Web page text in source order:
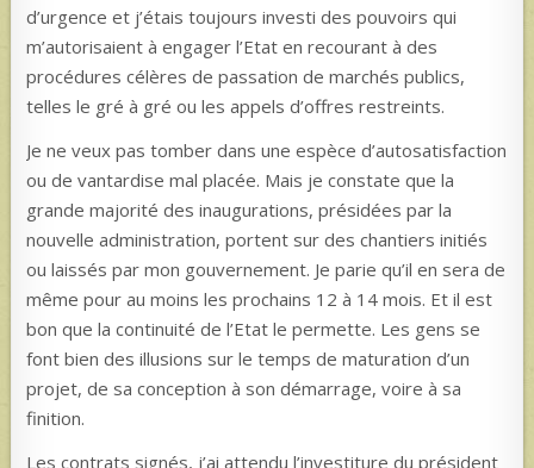
d’urgence et j’étais toujours investi des pouvoirs qui
m’autorisaient à engager l’Etat en recourant à des
procédures célères de passation de marchés publics,
telles le gré à gré ou les appels d’offres restreints.
Je ne veux pas tomber dans une espèce d’autosatisfaction
ou de vantardise mal placée. Mais je constate que la
grande majorité des inaugurations, présidées par la
nouvelle administration, portent sur des chantiers initiés
ou laissés par mon gouvernement. Je parie qu’il en sera de
même pour au moins les prochains 12 à 14 mois. Et il est
bon que la continuité de l’Etat le permette. Les gens se
font bien des illusions sur le temps de maturation d’un
projet, de sa conception à son démarrage, voire à sa
finition.
Les contrats signés, j’ai attendu l’investiture du président